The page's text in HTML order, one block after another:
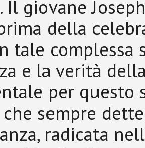
Il giovane
della
tale complessa
e la verità
per questo
sempre
radicata